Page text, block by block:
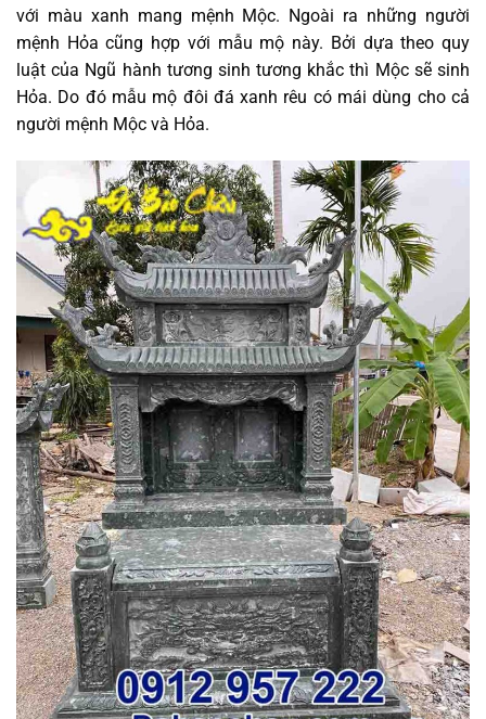
với màu xanh mang mệnh Mộc. Ngoài ra những người
mệnh Hỏa cũng hợp với mẫu mộ này. Bởi dựa theo quy
luật của Ngũ hành tương sinh tương khắc thì Mộc sẽ sinh
Hỏa. Do đó mẫu mộ đôi đá xanh rêu có mái dùng cho cả
người mệnh Mộc và Hỏa.